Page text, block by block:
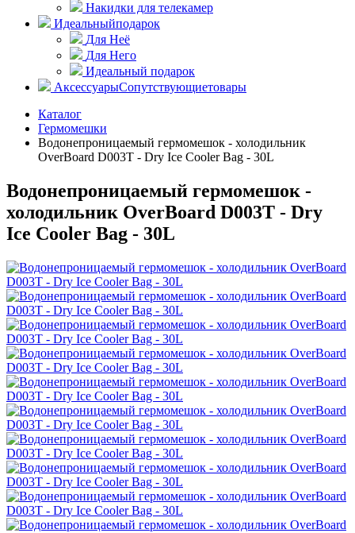
Накидки для телекамер
Идеальныйподарок
Для Неё
Для Него
Идеальный подарок
АксессуарыСопутствующиетовары
Каталог
Гермомешки
Водонепроницаемый гермомешок - холодильник
OverBoard D003T - Dry Ice Cooler Bag - 30L
Водонепроницаемый гермомешок -
холодильник OverBoard D003T - Dry
Ice Cooler Bag - 30L